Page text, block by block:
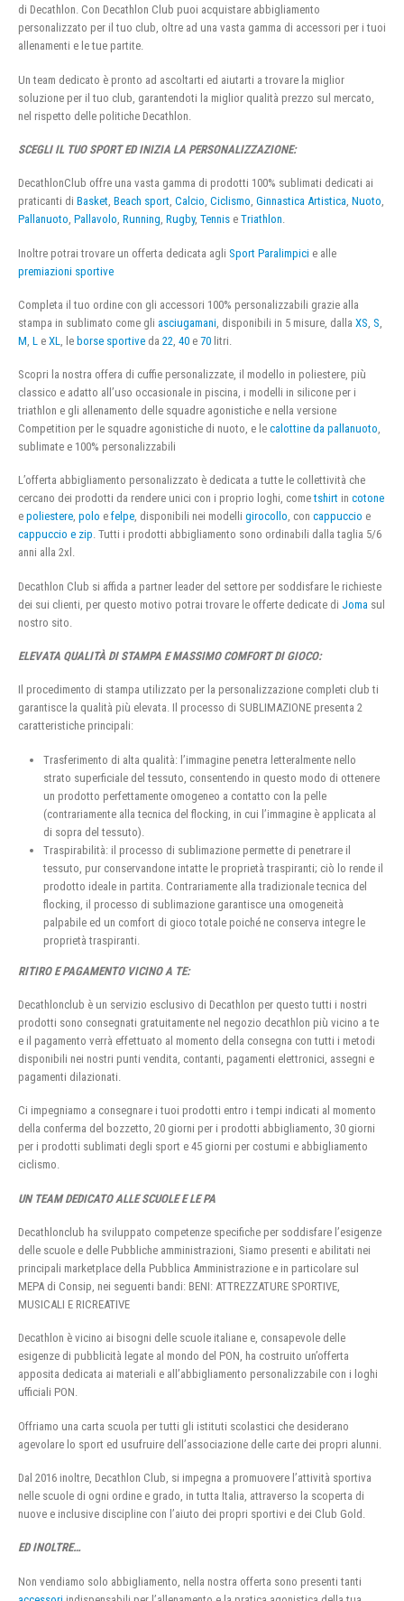
di Decathlon. Con Decathlon Club puoi acquistare abbigliamento
personalizzato per il tuo club, oltre ad una vasta gamma di accessori per i tuoi
allenamenti e le tue partite.
Un team dedicato è pronto ad ascoltarti ed aiutarti a trovare la miglior
soluzione per il tuo club, garantendoti la miglior qualità prezzo sul mercato,
nel rispetto delle politiche Decathlon.
SCEGLI IL TUO SPORT ED INIZIA LA PERSONALIZZAZIONE:
DecathlonClub offre una vasta gamma di prodotti 100% sublimati dedicati ai
praticanti di Basket, Beach sport, Calcio, Ciclismo, Ginnastica Artistica, Nuoto,
Pallanuoto, Pallavolo, Running, Rugby, Tennis e Triathlon.
Inoltre potrai trovare un offerta dedicata agli Sport Paralimpici e alle
premiazioni sportive
Completa il tuo ordine con gli accessori 100% personalizzabili grazie alla
stampa in sublimato come gli asciugamani , disponibili in 5 misure, dalla XS S
M L e XL , le borse sportive da 22 40 e 70 litri.
Scopri la nostra offera di cuffie personalizzate, il modello in poliestere, più
classico e adatto all’uso occasionale in piscina, i modelli in silicone per i
triathlon e gli allenamento delle squadre agonistiche e nella versione
Competition per le squadre agonistiche di nuoto, e le calottine da pallanuoto,
sublimate e 100% personalizzabili
L’offerta abbigliamento personalizzato è dedicata a tutte le collettività che
cercano dei prodotti da rendere unici con i proprio loghi, cometshirt in cotone
e poliestere, polo e felpe, disponibili nei modelli girocollo, con cappuccio e
cappuccio e zip. Tutti i prodotti abbigliamento sono ordinabili dalla taglia 5/6
anni alla 2xl.
Decathlon Club si affida a partner leader del settore per soddisfare le richieste
dei sui clienti, per questo motivo potrai trovare le offerte dedicate di Joma sul
nostro sito.
ELEVATA QUALITÀ DI STAMPA E MASSIMO COMFORT DI GIOCO:
Il procedimento di stampa utilizzato per la personalizzazione completi club ti
garantisce la qualità più elevata. Il processo di SUBLIMAZIONE presenta 2
caratteristiche principali:
Trasferimento di alta qualità: l’immagine penetra letteralmente nello
strato superficiale del tessuto, consentendo in questo modo di ottenere
un prodotto perfettamente omogeneo a contatto con la pelle
(contrariamente alla tecnica del flocking, in cui l’immagine è applicata al
di sopra del tessuto).
Traspirabilità: il processo di sublimazione permette di penetrare il
tessuto, pur conservandone intatte le proprietà traspiranti; ciò lo rende il
prodotto ideale in partita. Contrariamente alla tradizionale tecnica del
flocking, il processo di sublimazione garantisce una omogeneità
palpabile ed un comfort di gioco totale poiché ne conserva integre le
proprietà traspiranti.
RITIRO E PAGAMENTO VICINO A TE:
Decathlonclub è un servizio esclusivo di Decathlon per questo tutti i nostri
prodotti sono consegnati gratuitamente nel negozio decathlon più vicino a te
e il pagamento verrà effettuato al momento della consegna con tutti i metodi
disponibili nei nostri punti vendita, contanti, pagamenti elettronici, assegni e
pagamenti dilazionati.
Ci impegniamo a consegnare i tuoi prodotti entro i tempi indicati al momento
della conferma del bozzetto, 20 giorni per i prodotti abbigliamento, 30 giorni
per i prodotti sublimati degli sport e 45 giorni per costumi e abbigliamento
ciclismo.
UN TEAM DEDICATO ALLE SCUOLE E LE PA
Decathlonclub ha sviluppato competenze specifiche per soddisfare l’esigenze
delle scuole e delle Pubbliche amministrazioni, Siamo presenti e abilitati nei
principali marketplace della Pubblica Amministrazione e in particolare sul
MEPA di Consip, nei seguenti bandi: BENI: ATTREZZATURE SPORTIVE,
MUSICALI E RICREATIVE
Decathlon è vicino ai bisogni delle scuole italiane e, consapevole delle
esigenze di pubblicità legate al mondo del PON, ha costruito un’offerta
apposita dedicata ai materiali e all’abbigliamento personalizzabile con i loghi
ufficiali PON.
Offriamo una carta scuola per tutti gli istituti scolastici che desiderano
agevolare lo sport ed usufruire dell’associazione delle carte dei propri alunni.
Dal 2016 inoltre, Decathlon Club, si impegna a promuovere l’attività sportiva
nelle scuole di ogni ordine e grado, in tutta Italia, attraverso la scoperta di
nuove e inclusive discipline con l’aiuto dei propri sportivi e dei Club Gold.
ED INOLTRE…
Non vendiamo solo abbigliamento, nella nostra offerta sono presenti tanti